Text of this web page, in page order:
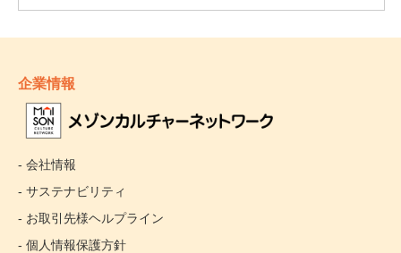
企業情報
- 会社情報
- サステナビリティ
- お取引先様ヘルプライン
- 個人情報保護方針